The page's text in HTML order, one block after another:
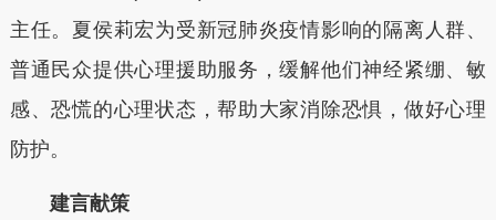
主任。夏侯莉宏为受新冠肺炎疫情影响的隔离人群、
普通民众提供心理援助服务，缓解他们神经紧绷、敏
感、恐慌的心理状态，帮助大家消除恐惧，做好心理
防护。
建言献策